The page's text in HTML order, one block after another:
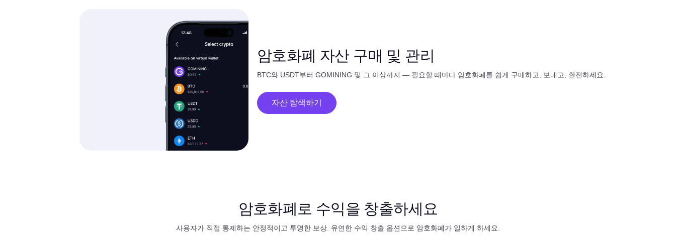
암호화폐 자산 구매 및 관리
BTC와 USDT부터 GOMINING 및 그 이상까지 — 필요할 때마다 암호화폐를 쉽게 구매하고, 보내고, 환전하세요.
자산 탐색하기
암호화폐로 수익을 창출하세요
사용자가 직접 통제하는 안정적이고 투명한 보상. 유연한 수익 창출 옵션으로 암호화폐가 일하게 하세요.